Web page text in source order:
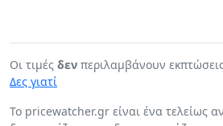
Οι τιμές δεν περιλαμβάνουν
Δες γιατί
To pricewatcher.gr είναι ένα τελείως